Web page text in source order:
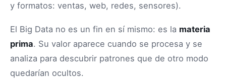
y formatos: ventas, web, redes, sensores).
El Big Data no es un fin en sí mismo: es la materia
prima. Su valor aparece cuando se procesa y se
analiza para descubrir patrones que de otro modo
quedarían ocultos.